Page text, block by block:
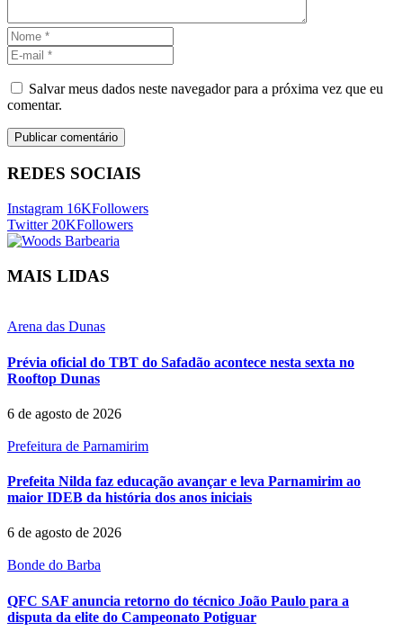
Salvar meus dados neste navegador para a próxima vez que eu
comentar.
REDES SOCIAIS
Instagram 16KFollowers
Twitter 20KFollowers
MAIS LIDAS
Arena das Dunas
Prévia oficial do TBT do Safadão acontece nesta sexta no
Rooftop Dunas
6 de agosto de 2026
Prefeitura de Parnamirim
Prefeita Nilda faz educação avançar e leva Parnamirim ao
maior IDEB da história dos anos iniciais
6 de agosto de 2026
Bonde do Barba
QFC SAF anuncia retorno do técnico João Paulo para a
disputa da elite do Campeonato Potiguar